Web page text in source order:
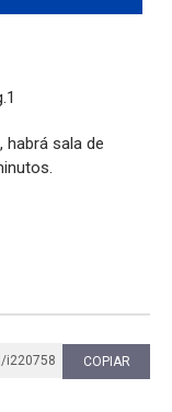
habrá sala de
i220758 COPIAR